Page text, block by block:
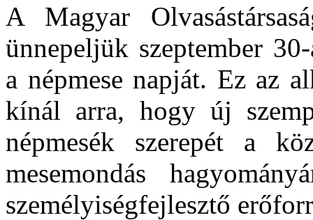
A Magyar
ünnepeljük szeptember
a népmese napját. Ez az
kínál arra, hogy új
népmesék szerepét a
mesemondás
személyiségfejlesztő